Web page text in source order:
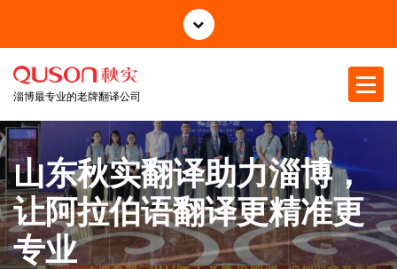
正
淄博最专业的老牌翻译公司
山东秋实翻译助力淄博，
让阿拉伯语翻译更精准更
专业